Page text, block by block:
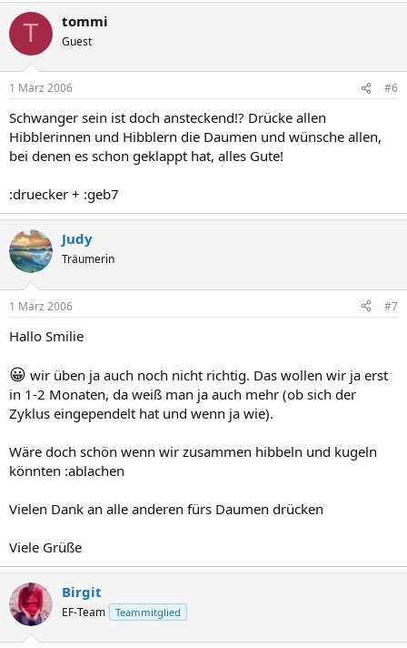
T tommi
Guest
1 März 2006 #6
Schwanger sein ist doch ansteckend!? Drücke allen
Hibblerinnen und Hibblern die Daumen und wünsche allen,
bei denen es schon geklappt hat, alles Gute!
:druecker + :geb7
Judy
Träumerin
1 März 2006 #7
Hallo Smilie
😀 wir üben ja auch noch nicht richtig. Das wollen wir ja erst
in 1-2 Monaten, da weiß man ja auch mehr (ob sich der
Zyklus eingependelt hat und wenn ja wie).
Wäre doch schön wenn wir zusammen hibbeln und kugeln
könnten :ablachen
Vielen Dank an alle anderen fürs Daumen drücken
Viele Grüße
Birgit
EF-Team Teammitglied